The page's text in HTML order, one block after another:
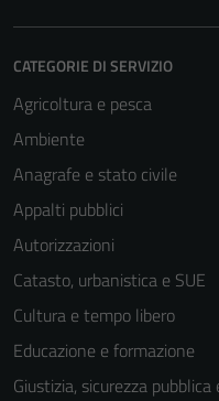
CATEGORIE DI SERVIZIO
Agricoltura e pesca
Ambiente
Anagrafe e stato civile
Appalti pubblici
Autorizzazioni
Catasto, urbanistica e SUE
Cultura e tempo libero
Educazione e formazione
Giustizia, sicurezza